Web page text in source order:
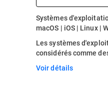
Systèmes
macOS | iOS | Linux |
Les systèmes
considérés comme
Voir détails